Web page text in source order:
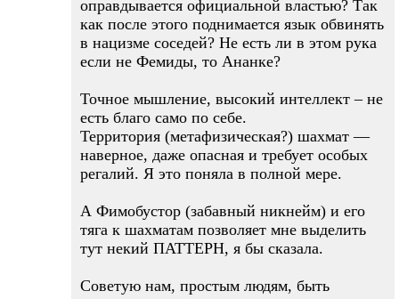
оправдывается официальной властью? Так
как после этого поднимается язык обвинять
в нацизме соседей? Не есть ли в этом рука
если не Фемиды, то Ананке?
Точное мышление, высокий интеллект – не
есть благо само по себе.
Территория (метафизическая?) шахмат —
наверное, даже опасная и требует особых
регалий. Я это поняла в полной мере.
А Фимобустор (забавный никнейм) и его
тяга к шахматам позволяет мне выделить
тут некий ПАТТЕРН, я бы сказала.
Советую нам, простым людям, быть